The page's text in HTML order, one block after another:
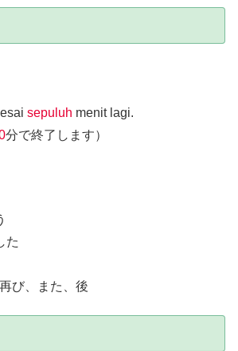
sepuluh menit lagi.
分で終了します）
た
び、また、後